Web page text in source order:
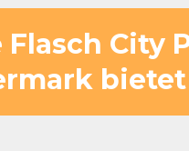
Flasch City